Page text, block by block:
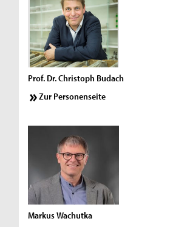
Prof. Dr. Christoph Budach
Zur Personenseite
Markus Wachutka